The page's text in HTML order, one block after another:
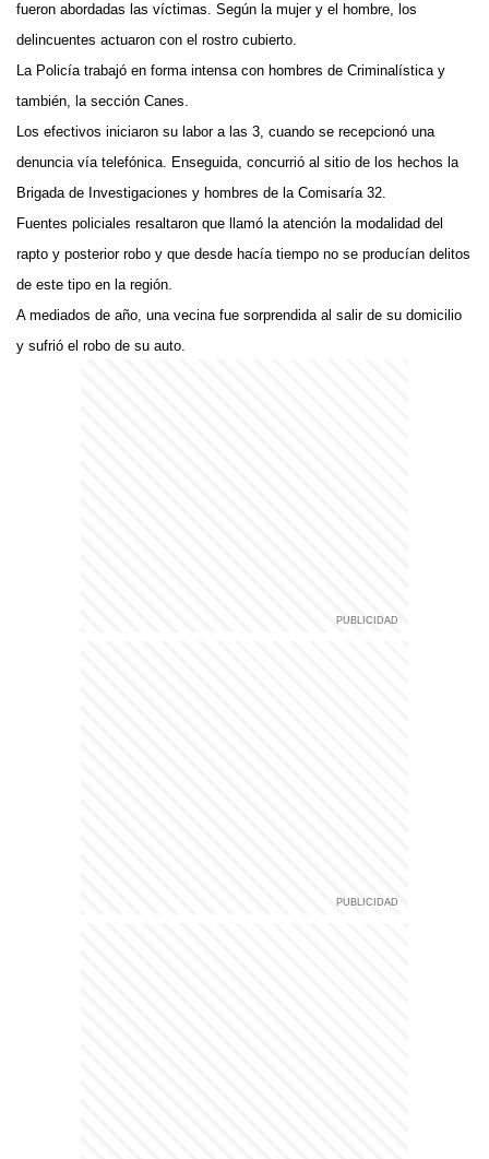
fueron abordadas las víctimas. Según la mujer y el hombre, los
delincuentes actuaron con el rostro cubierto.
La Policía trabajó en forma intensa con hombres de Criminalística y
también, la sección Canes.
Los efectivos iniciaron su labor a las 3, cuando se recepcionó una
denuncia vía telefónica. Enseguida, concurrió al sitio de los hechos la
Brigada de Investigaciones y hombres de la Comisaría 32.
Fuentes policiales resaltaron que llamó la atención la modalidad del
rapto y posterior robo y que desde hacía tiempo no se producían delitos
de este tipo en la región.
A mediados de año, una vecina fue sorprendida al salir de su domicilio
y sufrió el robo de su auto.